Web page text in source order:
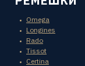
Omega
Longines
Rado
Tissot
Certina